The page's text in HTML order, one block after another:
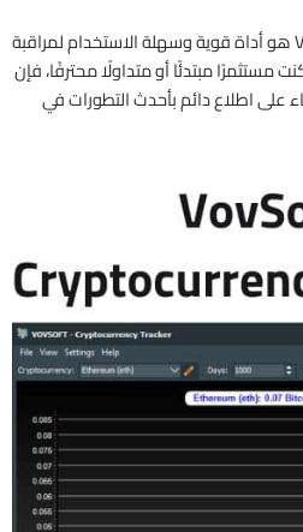
VovSoft Cryptocurrency Tracker هو أداة قوية وسهلة الاستخدام لمراقبة
مبتدئًا أو متداولًا محترفًا، فإن
على اطلاع دائم بأحدث التطورات في